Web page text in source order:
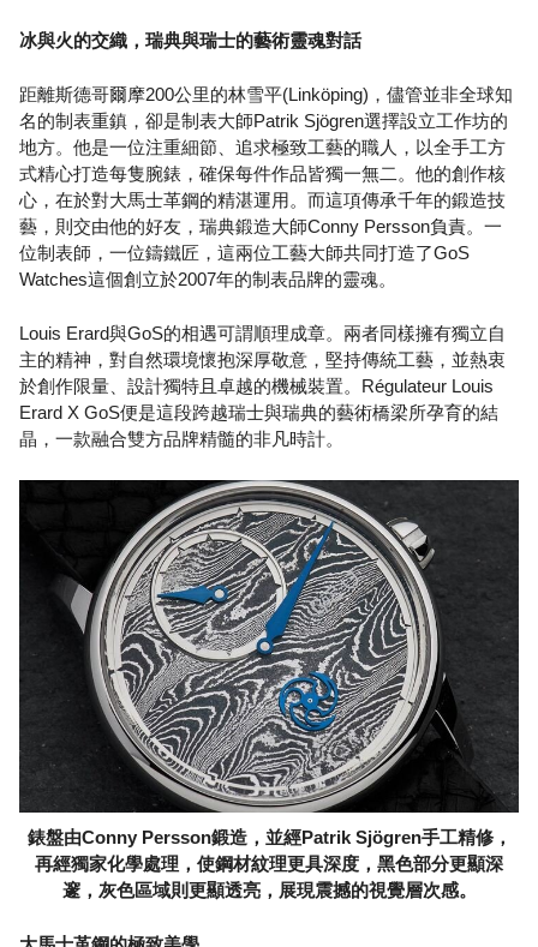
冰與火的交織，瑞典與瑞士的藝術靈魂對話
距離斯德哥爾摩200公里的林雪平(Linköping)，儘管並非全球知
名的制表重鎮，卻是制表大師Patrik Sjögren選擇設立工作坊的
地方。他是一位注重細節、追求極致工藝的職人，以全手工方
式精心打造每隻腕錶，確保每件作品皆獨一無二。他的創作核
心，在於對大馬士革鋼的精湛運用。而這項傳承千年的鍛造技
藝，則交由他的好友，瑞典鍛造大師Conny Persson負責。一
位制表師，一位鑄鐵匠，這兩位工藝大師共同打造了GoS
Watches這個創立於2007年的制表品牌的靈魂。
Louis Erard與GoS的相遇可謂順理成章。兩者同樣擁有獨立自
主的精神，對自然環境懷抱深厚敬意，堅持傳統工藝，並熱衷
於創作限量、設計獨特且卓越的機械裝置。Régulateur Louis
Erard X GoS便是這段跨越瑞士與瑞典的藝術橋梁所孕育的結
晶，一款融合雙方品牌精髓的非凡時計。
錶盤由Conny Persson鍛造，並經Patrik Sjögren手工精修，
再經獨家化學處理，使鋼材紋理更具深度，黑色部分更顯深
邃，灰色區域則更顯透亮，展現震撼的視覺層次感。